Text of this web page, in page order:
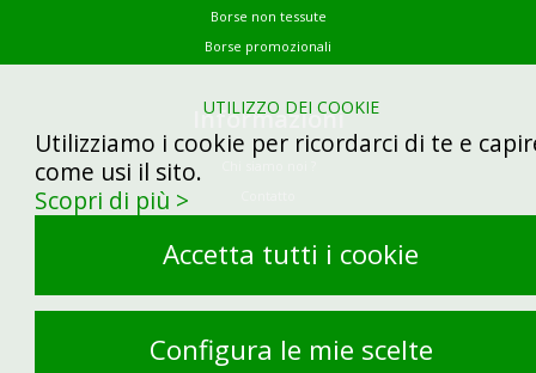
Borse non tessute
Borse promozionali
Informazioni
Note legali
Site by Kyxar
UTILIZZO DEI COOKIE
Utilizziamo i cookie per ricordarci di te e
come usi il sito.
Scopri di più >
Accetta tutti i cookie
Configura le mie scelte